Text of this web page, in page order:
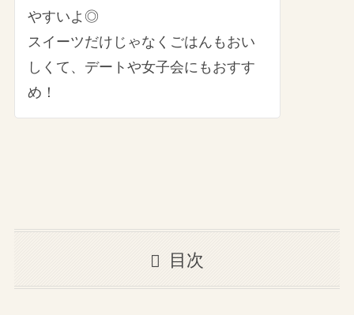
やすいよ◎
スイーツだけじゃなくごはんもおい
しくて、デートや女子会にもおすす
め！
目次